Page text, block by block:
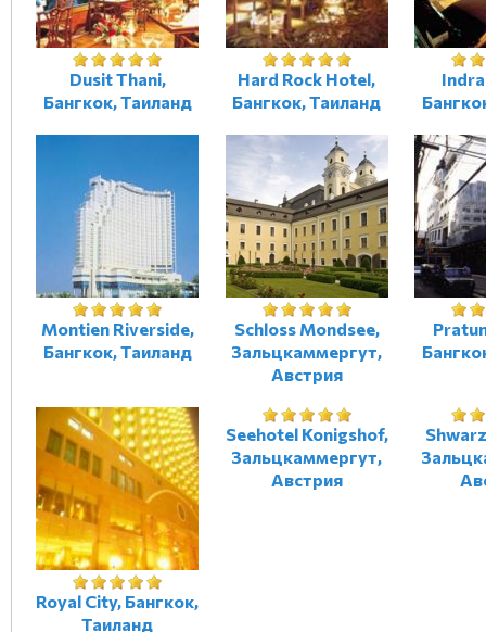
Dusit Thani,
Бангкок, Таиланд
Hard Rock Hotel,
Бангкок, Таиланд
Montien Riverside,
Бангкок, Таиланд
Schloss Mondsee,
Зальцкаммергут,
Австрия
Royal City, Бангкок,
Таиланд
Seehotel Konigshof,
Зальцкаммергут,
Австрия